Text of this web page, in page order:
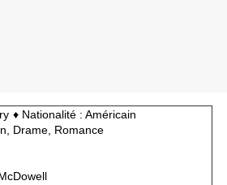
♦ Nationalité : Américain
Drame, Romance